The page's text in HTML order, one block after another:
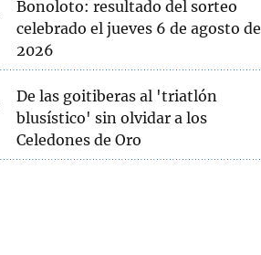
Bonoloto: resultado del sorteo
celebrado el jueves 6 de agosto de
2026
De las goitiberas al 'triatlón
blusístico' sin olvidar a los
Celedones de Oro